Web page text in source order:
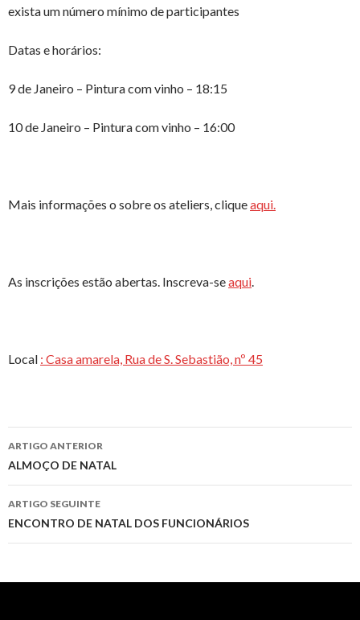
exista um número mínimo de participantes
Datas e horários:
9 de Janeiro – Pintura com vinho – 18:15
10 de Janeiro – Pintura com vinho – 16:00
Mais informações o sobre os ateliers, cliqueaqui.
As inscrições estão abertas. Inscreva-seaqui.
Local : Casa amarela, Rua de S. Sebastião, nº 45
Navegação
de
artigos
ARTIGO ANTERIOR
ALMOÇO DE NATAL
ARTIGO SEGUINTE
ENCONTRO DE NATAL DOS FUNCIONÁRIOS